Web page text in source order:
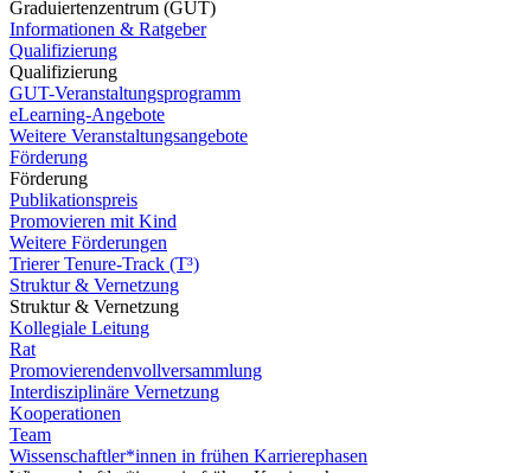
Graduiertenzentrum (GUT)
Informationen & Ratgeber
Qualifizierung
Qualifizierung
GUT-Veranstaltungsprogramm
eLearning-Angebote
Weitere Veranstaltungsangebote
Förderung
Förderung
Publikationspreis
Promovieren mit Kind
Weitere Förderungen
Trierer Tenure-Track (T³)
Struktur & Vernetzung
Struktur & Vernetzung
Kollegiale Leitung
Rat
Promovierendenvollversammlung
Interdisziplinäre Vernetzung
Kooperationen
Team
Wissenschaftler*innen in frühen Karrierephasen